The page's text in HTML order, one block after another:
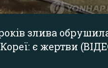
злива
є жертви